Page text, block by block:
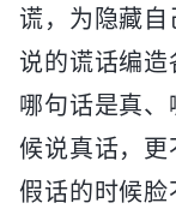
谎，为隐藏
说的谎话编
哪句话是真
候说真话，
假话的时候脸